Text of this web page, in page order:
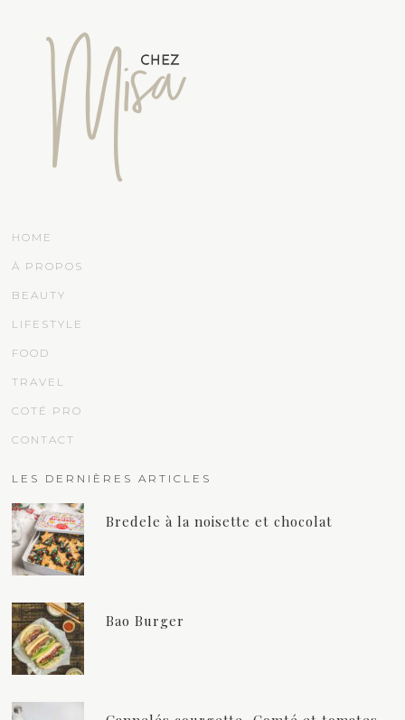
HOME
À PROPOS
BEAUTY
LIFESTYLE
FOOD
TRAVEL
COTÉ PRO
CONTACT
LES DERNIÈRES ARTICLES
Bredele à la noisette et chocolat
Bao Burger